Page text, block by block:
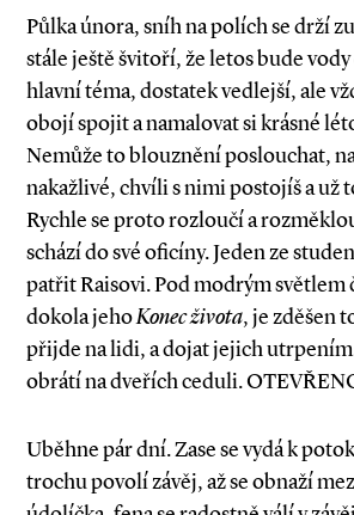
Půlka února, sníh na polích se drží
stále ještě švitoří, že letos bude
hlavní téma, dostatek vedlejší, ale
obojí spojit a namalovat si krásné
Nemůže to blouznění poslouchat,
nakažlivé, chvíli s nimi postojíš a už
Rychle se proto rozloučí a
schází do své oficíny. Jeden ze
patřit Raisovi. Pod modrým světlem
dokola jehoKonec života, je zděšen
přijde na lidi, a dojat jejich
obrátí na dveřích ceduli.
Uběhne pár dní. Zase se vydá k
trochu povolí závěj, až se obnaží